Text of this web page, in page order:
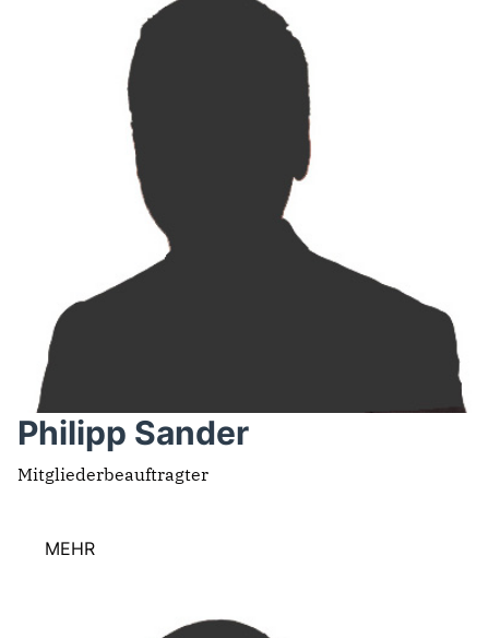
Philipp Sander
Mitgliederbeauftragter
MEHR